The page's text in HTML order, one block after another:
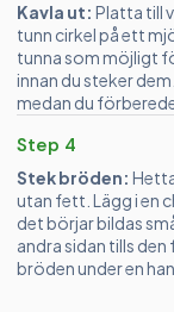
Kavla ut: Platta till
tunn cirkel på ett
tunna som möjligt
innan du steker
medan du
Step 4
Stek bröden:
utan fett. Lägg i en
det börjar bildas
andra sidan tills
bröden under en